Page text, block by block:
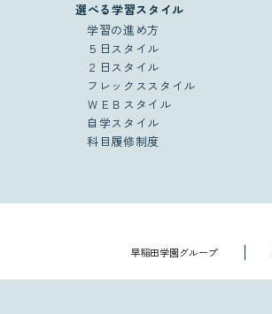
選べる学習スタイル
学習の進め方
５日スタイル
２日スタイル
フレックススタイル
ＷＥＢスタイル
自学スタイル
科目履修制度
早稲田学園グループ